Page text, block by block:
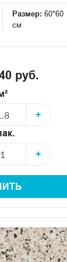
Размер: 60*60
см
руб.
+
+